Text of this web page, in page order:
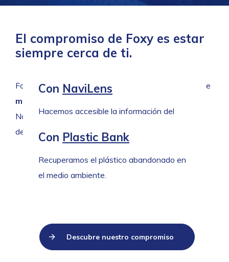
El compromiso de Foxy es estar
siempre cerca de ti.
Foxy renueva cada día su promesa con iniciativas que
mejoran el presente y construyen el futuro:
NaviLens, Plastic Bank y otros proyectos activos
desde hace muchos años.
Con NaviLens
Hacemos accesible la información del
discapacidad visual.
Con Plastic Bank
Recuperamos el plástico abandonado en
el medio ambiente.
Descubre nuestro compromiso